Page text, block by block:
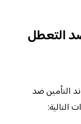
التعطل
التأمين ضد
التالية: